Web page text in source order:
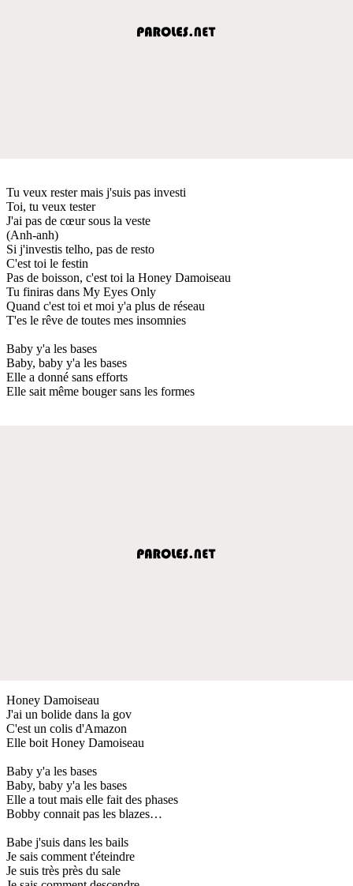
Tu veux rester mais j'suis pas investi
Toi, tu veux tester
J'ai pas de cœur sous la veste
(Anh-anh)
Si j'investis telho, pas de resto
C'est toi le festin
Pas de boisson, c'est toi la Honey Damoiseau
Tu finiras dans My Eyes Only
Quand c'est toi et moi y'a plus de réseau
T'es le rêve de toutes mes insomnies
Baby y'a les bases
Baby, baby y'a les bases
Elle a donné sans efforts
Elle sait même bouger sans les formes
Honey Damoiseau
J'ai un bolide dans la gov
C'est un colis d'Amazon
Elle boit Honey Damoiseau
Baby y'a les bases
Baby, baby y'a les bases
Elle a tout mais elle fait des phases
Bobby connait pas les blazes…
Babe j'suis dans les bails
Je sais comment t'éteindre
Je suis très près du sale